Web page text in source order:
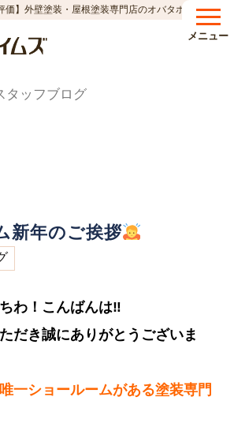
価】外壁塗装・屋根塗装専門店のオバタホーム
メニュー
タッフブログ
新年のご挨拶
わ！こんばんは‼︎
だき誠にありがとうございま
一ショールームがある塗装専門